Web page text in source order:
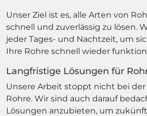
Unser Ziel ist es, alle Arten von
schnell und zuverlässig zu lösen.
jeder Tages- und Nachtzeit, um
Ihre Rohre schnell wieder
Langfristige Lösungen für
Unsere Arbeit stoppt nicht bei
Rohre. Wir sind auch darauf
Lösungen anzubieten, um